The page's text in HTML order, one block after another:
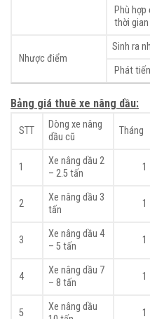
Phù
thời gian
Nhược điểm
Sinh ra
Phát
Bảng giá thuê xe nâng dầu:
STT
Dòng xe nâng
dầu cũ
Tháng
1
Xe nâng dầu 2
– 2.5 tấn
1
2
Xe nâng dầu 3
tấn
1
3
Xe nâng dầu 4
– 5 tấn
1
4
Xe nâng dầu 7
– 8 tấn
1
5
Xe nâng dầu
1